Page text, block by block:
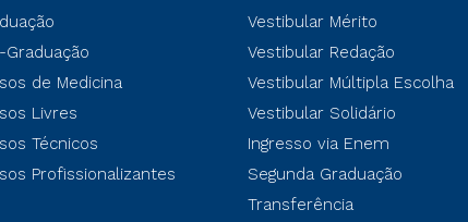
Graduação
de Medicina
Livres
Técnicos
Profissionalizantes
Vestibular Mérito
Vestibular Redação
Vestibular Múltipla Escolha
Vestibular Solidário
Ingresso via Enem
Segunda Graduação
Transferência